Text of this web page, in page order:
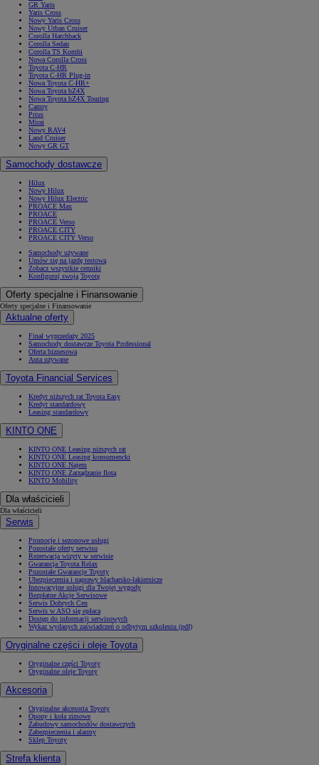
GR Yaris
Yaris Cross
Nowy Yaris Cross
Nowy Urban Cruiser
Corolla Hatchback
Corolla Sedan
Corolla TS Kombi
Nowa Corolla Cross
Toyota C-HR
Toyota C-HR Plug-in
Nowa Toyota C-HR+
Nowa Toyota bZ4X
Nowa Toyota bZ4X Touring
Camry
Prius
Mirai
Nowy RAV4
Land Cruiser
Nowy GR GT
Samochody dostawcze
Hilux
Nowy Hilux
Nowy Hilux Electric
PROACE Max
PROACE
PROACE Verso
PROACE CITY
PROACE CITY Verso
Samochody używane
Umów się na jazdę testową
Zobacz wszystkie cenniki
Konfiguruj swoją Toyotę
Oferty specjalne i Finansowanie
Oferty specjalne i Finansowanie
Aktualne oferty
Finał wyprzedaży 2025
Samochody dostawcze Toyota Professional
Oferta biznesowa
Auta używane
Toyota Financial Services
Kredyt niższych rat Toyota Easy
Kredyt standardowy
Leasing standardowy
KINTO ONE
KINTO ONE Leasing niższych rat
KINTO ONE Leasing konsumencki
KINTO ONE Najem
KINTO ONE Zarządzanie flotą
KINTO Mobility
Dla właścicieli
Dla właścicieli
Serwis
Promocje i sezonowe usługi
Pozostałe oferty serwisu
Rezerwacja wizyty w serwisie
Gwarancja Toyota Relax
Pozostałe Gwarancje Toyoty
Ubezpieczenia i naprawy blacharsko-lakiernicze
Innowacyjne usługi dla Twojej wygody
Bezpłatne Akcje Serwisowe
Serwis Dobrych Cen
Serwis w ASO się opłaca
Dostęp do informacji serwisowych
Wykaz wydanych zaświadczeń o odbytym szkoleniu (pdf)
Oryginalne części i oleje Toyota
Oryginalne części Toyoty
Oryginalne oleje Toyoty
Akcesoria
Oryginalne akcesoria Toyoty
Opony i koła zimowe
Zabudowy samochodów dostawczych
Zabezpieczenia i alarmy
Sklep Toyoty
Strefa klienta